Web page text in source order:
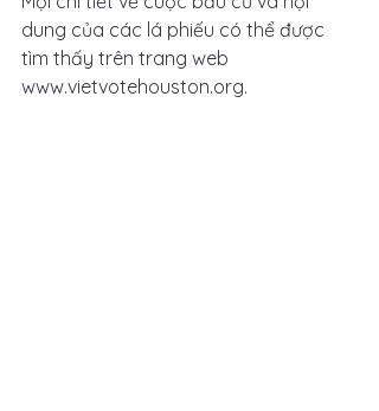
dung của các lá phiếu có thể được
tìm thấy trên trang web
www.vietvotehouston.org.